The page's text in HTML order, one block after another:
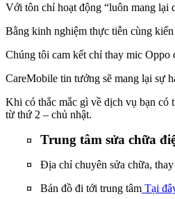
Với tôn chỉ hoạt động “luôn mang lại
Bằng kinh nghiệm thực tiễn cùng
Chúng tôi cam kết chỉ thay mic Oppo
CareMobile tin tưởng sẽ mang lại sự
Khi có thắc mắc gì về dịch vụ bạn có
từ thứ 2 – chủ nhật.
¤ Trung tâm sửa chữa
¤ Địa chỉ chuyên sửa chữa,
¤ Bản đồ đi tới trung tâm Tại